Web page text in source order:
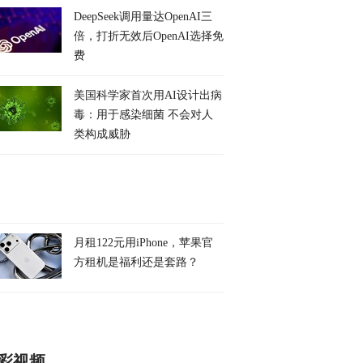
DeepSeek调用量达OpenAI三
倍，打折无效后OpenAI选择免
费
美国科学家首次用AI设计出病
毒：用于感染细菌 不会对人
类构成威胁
月租122元用iPhone，苹果官
方租机是福利还是套路？